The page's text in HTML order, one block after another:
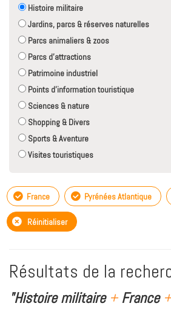
Histoire militaire
Jardins, parcs & réserves naturelles
Parcs animaliers & zoos
Parcs d'attractions
Patrimoine industriel
Points d'information touristique
Sciences & nature
Shopping & Divers
Sports & Aventure
Visites touristiques
France Pyrénées Atlantique
Réinitialiser
Résultats de la
"Histoire militaire +France +